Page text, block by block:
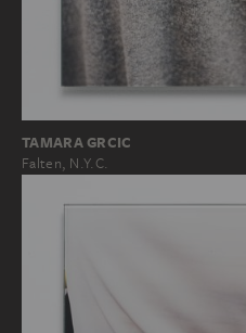
TAMARA GRCIC
Falten, N.Y.C.